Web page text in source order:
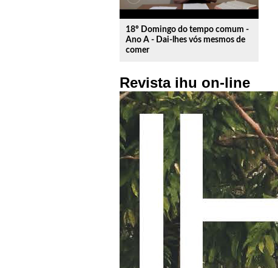
18º Domingo do tempo comum -
Ano A - Dai-lhes vós mesmos de
comer
Revista ihu on-line